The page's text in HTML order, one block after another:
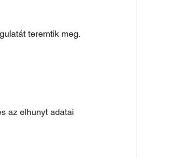
teremtik meg.
az elhunyt adatai